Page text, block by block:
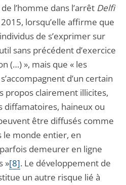
l’homme dans l’arrêt Delfi
lorsqu’elle affirme que
de s’exprimer sur
sans précédent d’exercice
(…) », mais que « les
d’un certain
propos clairement illicites,
haineux ou
être diffusés comme
le monde entier, en
demeurer en ligne
»[8]. Le développement de
un autre risque lié à